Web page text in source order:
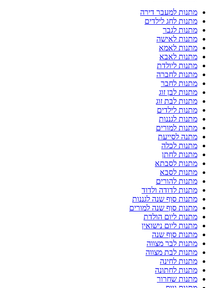
מתנות למעבר דירה
מתנות לחג לילדים
מתנות לגבר
מתנות לאישה
מתנות לאמא
מתנות לאבא
מתנות ליולדת
מתנות לחברה
מתנות לחבר
מתנות לבן זוג
מתנות לבת זוג
מתנות לילדים
מתנות לגננות
מתנות למורים
מתנה לסייעת
מתנות לכלה
מתנות לחתן
מתנות לסבתא
מתנות לסבא
מתנות להורים
מתנות לדודה ולדוד
מתנות סוף שנה לגננות
מתנות סוף שנה למורים
מתנות ליום הולדת
מתנות ליום נישואין
מתנות סוף שנה
מתנות לבר מצווה
מתנות לבת מצווה
מתנות לחינה
מתנות לחתונה
מתנות שחרור